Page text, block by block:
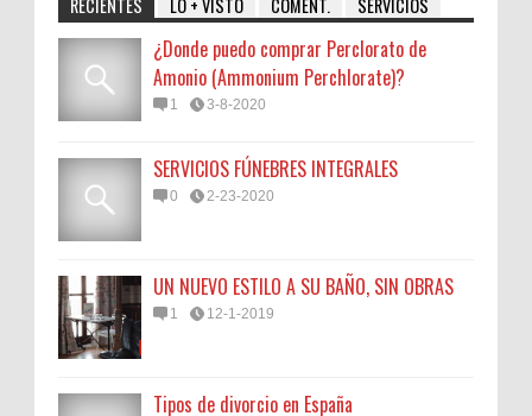
¿Donde puedo comprar Perclorato de
Amonio (Ammonium Perchlorate)?
1 3-8-2020
SERVICIOS FÚNEBRES INTEGRALES
0 2-23-2020
UN NUEVO ESTILO A SU BAÑO, SIN OBRAS
1 12-1-2019
Tipos de divorcio en España